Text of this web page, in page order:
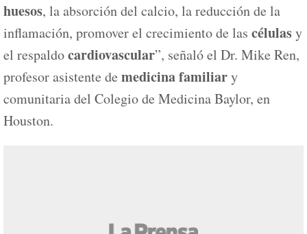
huesos, la absorción del calcio, la reducción de la
inflamación, promover el crecimiento de las célulasy
el respaldocardiovascular”, señaló el Dr. Mike Ren,
profesor asistente de medicina familiary
comunitaria del Colegio de Medicina Baylor, en
Houston.